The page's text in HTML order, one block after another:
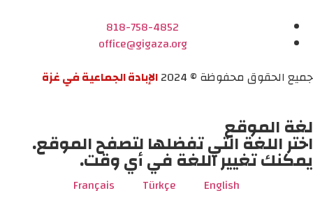
818-758-4852
office@gigaza.org
جميع الحقوق محفوظة © 2024
الإبادة الجماعية في غزة
لغة الموقع
اختر اللغة التي تفضلها لتصفح الموقع.
يمكنك تغيير اللغة في أي وقت.
English
Türkçe
Français